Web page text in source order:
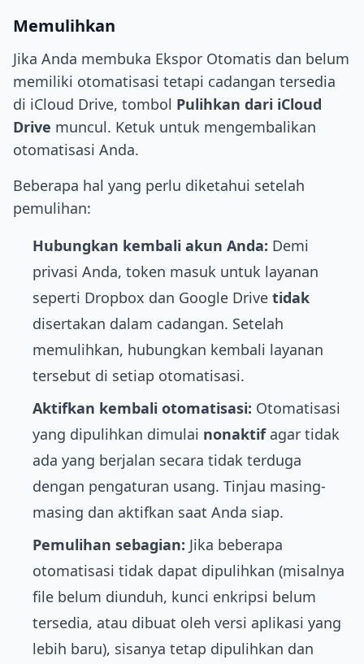
Memulihkan
Jika Anda membuka Ekspor Otomatis dan belum
memiliki otomatisasi tetapi cadangan tersedia
di iCloud Drive, tombol Pulihkan dari iCloud
Drive muncul. Ketuk untuk mengembalikan
otomatisasi Anda.
Beberapa hal yang perlu diketahui setelah
pemulihan:
Hubungkan kembali akun Anda: Demi
privasi Anda, token masuk untuk layanan
seperti Dropbox dan Google Drive tidak
disertakan dalam cadangan. Setelah
memulihkan, hubungkan kembali layanan
tersebut di setiap otomatisasi.
Aktifkan kembali otomatisasi: Otomatisasi
yang dipulihkan dimulai nonaktifagar tidak
ada yang berjalan secara tidak terduga
dengan pengaturan usang. Tinjau masing-
masing dan aktifkan saat Anda siap.
Pemulihan sebagian: Jika beberapa
otomatisasi tidak dapat dipulihkan (misalnya
file belum diunduh, kunci enkripsi belum
tersedia, atau dibuat oleh versi aplikasi yang
lebih baru), sisanya tetap dipulihkan dan